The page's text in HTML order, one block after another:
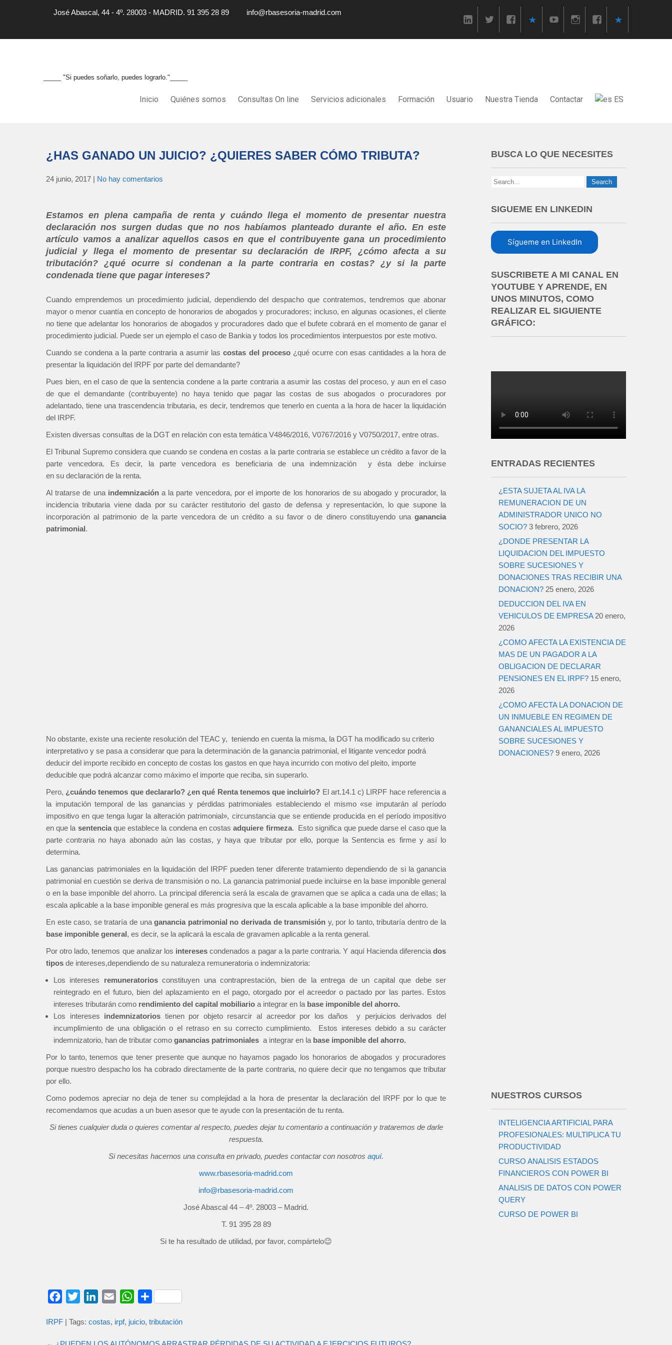
José Abascal, 44 - 4º. 28003 - MADRID. 91 395 28 89 info@rbasesoria-madrid.com
_____ "Si puedes soñarlo, puedes lograrlo."_____
Inicio Quiénes somos Consultas On line Servicios adicionales Formación Usuario Nuestra Tienda Contactar ES
¿HAS GANADO UN JUICIO? ¿QUIERES SABER CÓMO TRIBUTA?
24 junio, 2017 | No hay comentarios
Estamos en plena campaña de renta y cuándo llega el momento de presentar nuestra
declaración nos surgen dudas que no nos habíamos planteado durante el año. En este
artículo vamos a analizar aquellos casos en que el contribuyente gana un procedimiento
judicial y llega el momento de presentar su declaración de IRPF, ¿cómo afecta a su
tributación? ¿qué ocurre si condenan a la parte contraria en costas? ¿y si la parte
condenada tiene que pagar intereses?
Cuando emprendemos un procedimiento judicial, dependiendo del despacho que contratemos, tendremos que abonar
mayor o menor cuantía en concepto de honorarios de abogados y procuradores; incluso, en algunas ocasiones, el cliente
no tiene que adelantar los honorarios de abogados y procuradores dado que el bufete cobrará en el momento de ganar el
procedimiento judicial. Puede ser un ejemplo el caso de Bankia y todos los procedimientos interpuestos por este motivo.
Cuando se condena a la parte contraria a asumir lascostas del proceso¿qué ocurre con esas cantidades a la hora de
presentar la liquidación del IRPF por parte del demandante?
Pues bien, en el caso de que la sentencia condene a la parte contraria a asumir las costas del proceso, y aun en el caso
de que el demandante (contribuyente) no haya tenido que pagar las costas de sus abogados o procuradores por
adelantado, tiene una trascendencia tributaria, es decir, tendremos que tenerlo en cuenta a la hora de hacer la liquidación
del IRPF.
Existen diversas consultas de la DGT en relación con esta temática V4846/2016, V0767/2016 y V0750/2017, entre otras.
El Tribunal Supremo considera que cuando se condena en costas a la parte contraria se establece un crédito a favor de la
parte vencedora. Es decir, la parte vencedora es beneficiaria de una indemnización y ésta debe incluirse
en su declaración de la renta.
Al tratarse de una indemnizacióna la parte vencedora, por el importe de los honorarios de su abogado y procurador, la
incidencia tributaria viene dada por su carácter restitutorio del gasto de defensa y representación, lo que supone la
incorporación al patrimonio de la parte vencedora de un crédito a su favor o de dinero constituyendo una ganancia
patrimonial.
No obstante, existe una reciente resolución del TEAC y, teniendo en cuenta la misma, la DGT ha modificado su criterio
interpretativo y se pasa a considerar que para la determinación de la ganancia patrimonial, el litigante vencedor podrá
deducir del importe recibido en concepto de costas los gastos en que haya incurrido con motivo del pleito, importe
deducible que podrá alcanzar como máximo el importe que reciba, sin superarlo.
Pero, ¿cuándo tenemos que declararlo? ¿en qué Renta tenemos que incluirlo? El art.14.1 c) LIRPF hace referencia a
la imputación temporal de las ganancias y pérdidas patrimoniales estableciendo el mismo «se imputarán al período
impositivo en que tenga lugar la alteración patrimonial», circunstancia que se entiende producida en el período impositivo
en que la sentenciaque establece la condena en costasadquiere firmeza. Esto significa que puede darse el caso que la
parte contraria no haya abonado aún las costas, y haya que tributar por ello, porque la Sentencia es firme y así lo
determina.
Las ganancias patrimoniales en la liquidación del IRPF pueden tener diferente tratamiento dependiendo de si la ganancia
patrimonial en cuestión se deriva de transmisión o no. La ganancia patrimonial puede incluirse en la base imponible general
o en la base imponible del ahorro. La principal diferencia será la escala de gravamen que se aplica a cada una de ellas; la
escala aplicable a la base imponible general es más progresiva que la escala aplicable a la base imponible del ahorro.
En este caso, se trataría de unaganancia patrimonial no derivada de transmisión y, por lo tanto, tributaría dentro de la
base imponible general, es decir, se la aplicará la escala de gravamen aplicable a la renta general.
Por otro lado, tenemos que analizar los intereses condenados a pagar a la parte contraria. Y aquí Hacienda diferenciados
tipos de intereses,dependiendo de su naturaleza remuneratoria o indemnizatoria:
Los intereses remuneratoriosconstituyen una contraprestación, bien de la entrega de un capital que debe ser
reintegrado en el futuro, bien del aplazamiento en el pago, otorgado por el acreedor o pactado por las partes. Estos
intereses tributarán como rendimiento del capital mobiliario a integrar en la base imponible del ahorro.
Los intereses indemnizatorios tienen por objeto resarcir al acreedor por los daños y perjuicios derivados del
incumplimiento de una obligación o el retraso en su correcto cumplimiento. Estos intereses debido a su carácter
indemnizatorio, han de tributar como ganancias patrimoniales a integrar en la base imponible del ahorro.
Por lo tanto, tenemos que tener presente que aunque no hayamos pagado los honorarios de abogados y procuradores
porque nuestro despacho los ha cobrado directamente de la parte contraria, no quiere decir que no tengamos que tributar
por ello.
Como podemos apreciar no deja de tener su complejidad a la hora de presentar la declaración del IRPF por lo que te
recomendamos que acudas a un buen asesor que te ayude con la presentación de tu renta.
Si tienes cualquier duda o quieres comentar al respecto, puedes dejar tu comentario a continuación y trataremos de darle
respuesta.
Si necesitas hacernos una consulta en privado, puedes contactar con nosotros aquí.
www.rbasesoria-madrid.com
info@rbasesoria-madrid.com
José Abascal 44 – 4º. 28003 – Madrid.
T. 91 395 28 89
Si te ha resultado de utilidad, por favor, compártelo😉
c
i
n
a
W
a
C
m
IRPF | Tags: costas, irpf, juicio, tributación
BUSCA LO QUE NECESITES
SIGUEME EN LINKEDIN
Sígueme en LinkedIn
SUSCRIBETE A MI CANAL EN
YOUTUBE Y APRENDE, EN
UNOS MINUTOS, COMO
REALIZAR EL SIGUIENTE
GRÁFICO:
ENTRADAS RECIENTES
¿ESTA SUJETA AL IVA LA
REMUNERACION DE UN
ADMINISTRADOR UNICO NO
SOCIO? 3 febrero, 2026
¿DONDE PRESENTAR LA
LIQUIDACION DEL IMPUESTO
SOBRE SUCESIONES Y
DONACIONES TRAS RECIBIR UNA
DONACION? 25 enero, 2026
DEDUCCION DEL IVA EN
VEHICULOS DE EMPRESA 20 enero,
2026
¿COMO AFECTA LA EXISTENCIA DE
MAS DE UN PAGADOR A LA
OBLIGACION DE DECLARAR
PENSIONES EN EL IRPF? 15 enero,
2026
¿COMO AFECTA LA DONACION DE
UN INMUEBLE EN REGIMEN DE
GANANCIALES AL IMPUESTO
SOBRE SUCESIONES Y
DONACIONES? 9 enero, 2026
NUESTROS CURSOS
INTELIGENCIA ARTIFICIAL PARA
PROFESIONALES: MULTIPLICA TU
PRODUCTIVIDAD
CURSO ANALISIS ESTADOS
FINANCIEROS CON POWER BI
ANALISIS DE DATOS CON POWER
QUERY
CURSO DE POWER BI